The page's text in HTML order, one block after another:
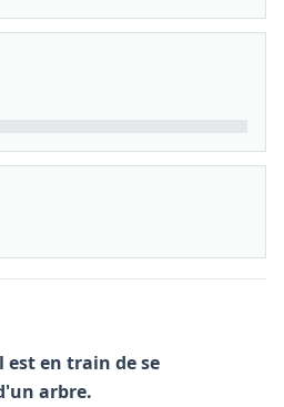
en train de se
arbre.